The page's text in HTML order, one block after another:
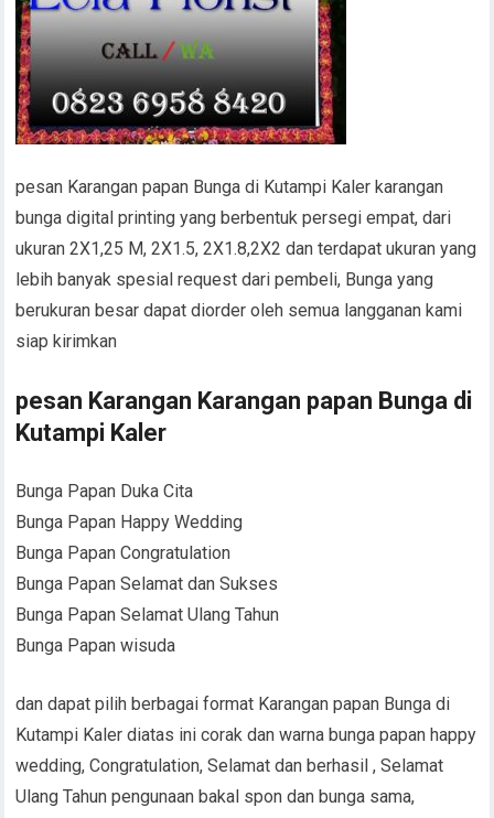
pesan Karangan papan Bunga di Kutampi Kaler karangan
bunga digital printing yang berbentuk persegi empat, dari
ukuran 2X1,25 M, 2X1.5, 2X1.8,2X2 dan terdapat ukuran yang
lebih banyak spesial request dari pembeli, Bunga yang
berukuran besar dapat diorder oleh semua langganan kami
siap kirimkan
pesan Karangan Karangan papan Bunga di
Kutampi Kaler
Bunga Papan Duka Cita
Bunga Papan Happy Wedding
Bunga Papan Congratulation
Bunga Papan Selamat dan Sukses
Bunga Papan Selamat Ulang Tahun
Bunga Papan wisuda
dan dapat pilih berbagai format Karangan papan Bunga di
Kutampi Kaler diatas ini corak dan warna bunga papan happy
wedding, Congratulation, Selamat dan berhasil , Selamat
Ulang Tahun pengunaan bakal spon dan bunga sama,